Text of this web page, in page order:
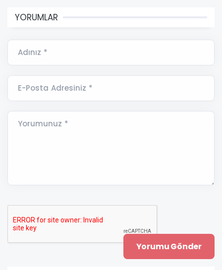
YORUMLAR
Adınız *
E-Posta Adresiniz *
Yorumunuz *